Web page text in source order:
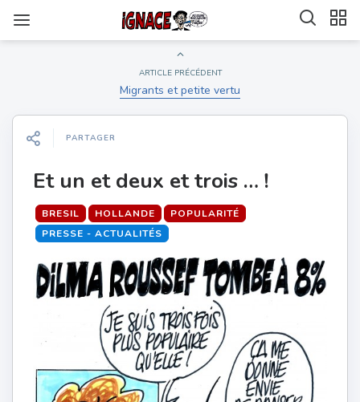
ARTICLE PRÉCÉDENT
Migrants et petite vertu
PARTAGER
Et un et deux et trois … !
BRESIL HOLLANDE
POPULARITÉ
PRESSE - ACTUALITÉS